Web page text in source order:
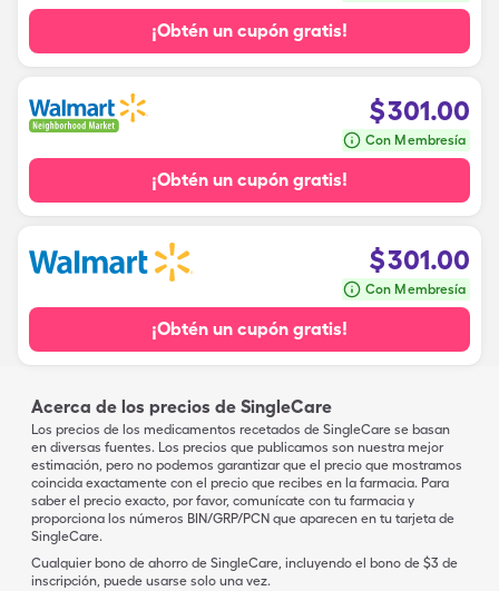
¡Obtén un cupón gratis!
$301.00
Con Membresía
¡Obtén un cupón gratis!
$301.00
Con Membresía
¡Obtén un cupón gratis!
Acerca de los precios de SingleCare
Los precios de los medicamentos recetados de SingleCare se basan
en diversas fuentes. Los precios que publicamos son nuestra mejor
estimación, pero no podemos garantizar que el precio que mostramos
coincida exactamente con el precio que recibes en la farmacia. Para
saber el precio exacto, por favor, comunícate con tu farmacia y
proporciona los números BIN/GRP/PCN que aparecen en tu tarjeta de
SingleCare.
Cualquier bono de ahorro de SingleCare, incluyendo el bono de $3 de
inscripción, puede usarse solo una vez.